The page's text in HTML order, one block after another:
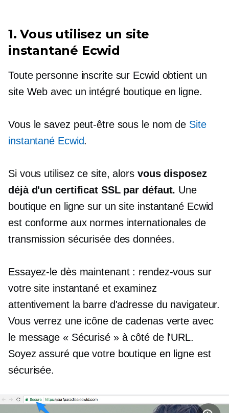
1. Vous utilisez un site
instantané Ecwid
Toute personne inscrite sur Ecwid obtient un
site Web avec un intégréboutique en ligne.
Vous le savez peut-être sous le nom de Site
instantané Ecwid.
Si vous utilisez ce site, alors vous disposez
déjà d'un certificat SSL par défaut. Une
boutique en ligne sur un site instantané Ecwid
est conforme aux normes internationales de
transmission sécurisée des données.
Essayez-le dès maintenant : rendez-vous sur
votre site instantané et examinez
attentivement la barre d'adresse du navigateur.
Vous verrez une icône de cadenas verte avec
le message « Sécurisé » à côté de l'URL.
Soyez assuré que votre boutique en ligne est
sécurisée.